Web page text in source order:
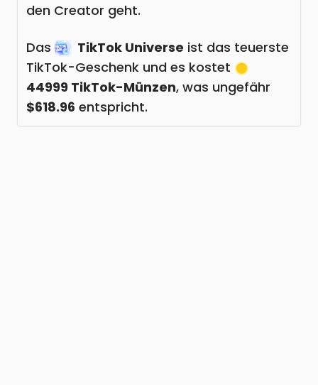
den Creator geht.
Das TikTok Universe ist das teuerste
TikTok-Geschenk und es kostet
44999 TikTok-Münzen, was ungefähr
$618.96 entspricht.